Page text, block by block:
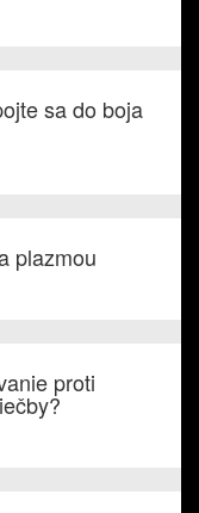
sa do boja
plazmou
proti